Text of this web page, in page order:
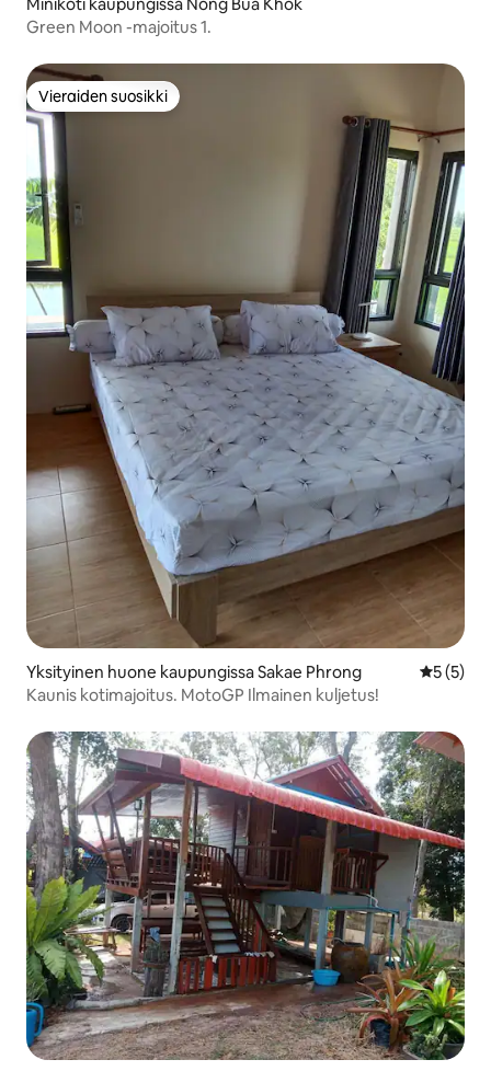
Green Moon -majoitus 1.
Vieraiden suosikki
Vieraiden suosikki
Yksityinen huone kaupungissa Sakae Phrong
5 (5)
Kaunis kotimajoitus. MotoGP Ilmainen kuljetus!